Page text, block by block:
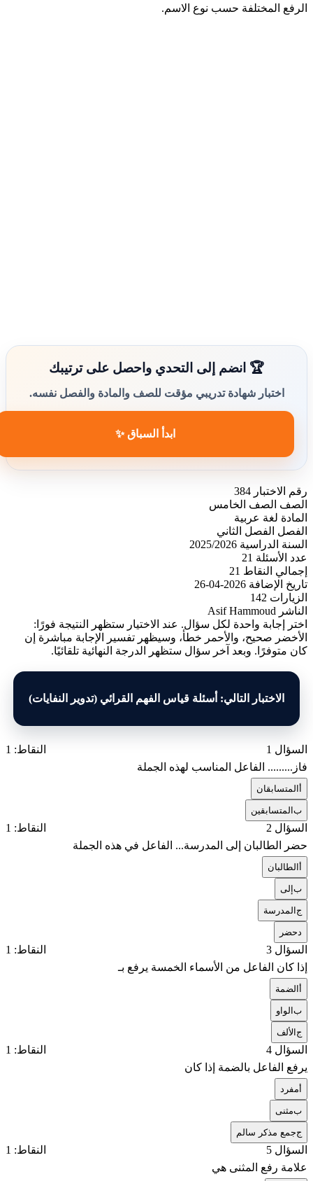
الرفع المختلفة حسب نوع الاسم.
🏆 انضم إلى التحدي واحصل على ترتيبك
اختبار شهادة تدريبي مؤقت للصف والمادة والفصل نفسه.
ابدأ السباق ✨
رقم الاختبار 384
الصف
الصف الخامس
المادة لغة عربية
الفصل
الفصل الثاني
السنة الدراسية 2025/2026
عدد الأسئلة
21
إجمالي النقاط
21
تاريخ الإضافة 2026-04-26
الزيارات 142
الناشر Asif Hammoud
اختر إجابة واحدة لكل سؤال. عند الاختيار ستظهر النتيجة فورًا:
الأخضر صحيح، والأحمر خطأ، وسيظهر تفسير الإجابة مباشرة إن
كان متوفرًا. وبعد آخر سؤال ستظهر الدرجة النهائية تلقائيًا.
الاختبار التالي: أسئلة قياس الفهم القرائي (تدوير النفايات)
السؤال 1
النقاط: 1
فاز......... الفاعل المناسب لهذه الجملة
المتسابقان
بالمتسابقين
السؤال 2
النقاط: 1
حضر الطالبان إلى المدرسة... الفاعل في هذه الجملة
الطالبان
بإلى
جالمدرسة
حضر
السؤال 3
النقاط: 1
إذا كان الفاعل من الأسماء الخمسة يرفع بـ
الضمة
بالواو
جالألف
السؤال 4
النقاط: 1
يرفع الفاعل بالضمة إذا كان
مفرد
بمثنى
ججمع مذكر سالم
السؤال 5
النقاط: 1
علامة رفع المثنى هي